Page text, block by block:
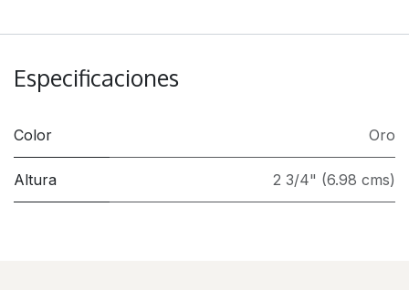
Especificaciones
Color Oro
Altura 2 3/4" (6.98 cms)